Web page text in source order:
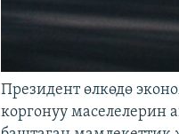
Президент өлкөдө
коргонуу маселелерин